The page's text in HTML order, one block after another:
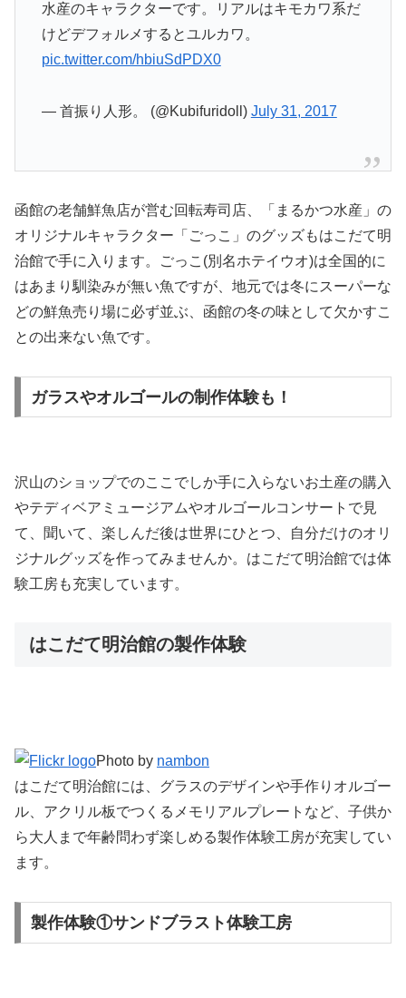
水産のキャラクターです。リアルはキモカワ系だ
けどデフォルメするとユルカワ。
pic.twitter.com/hbiuSdPDX0
— 首振り人形。 (@Kubifuridoll) July 31, 2017
函館の老舗鮮魚店が営む回転寿司店、「まるかつ水産」の
オリジナルキャラクター「ごっこ」のグッズもはこだて明
治館で手に入ります。ごっこ(別名ホテイウオ)は全国的に
はあまり馴染みが無い魚ですが、地元では冬にスーパーな
どの鮮魚売り場に必ず並ぶ、函館の冬の味として欠かすこ
との出来ない魚です。
ガラスやオルゴールの制作体験も！
沢山のショップでのここでしか手に入らないお土産の購入
やテディベアミュージアムやオルゴールコンサートで見
て、聞いて、楽しんだ後は世界にひとつ、自分だけのオリ
ジナルグッズを作ってみませんか。はこだて明治館では体
験工房も充実しています。
はこだて明治館の製作体験
Photo by nambon
はこだて明治館には、グラスのデザインや手作りオルゴー
ル、アクリル板でつくるメモリアルプレートなど、子供か
ら大人まで年齢問わず楽しめる製作体験工房が充実してい
ます。
製作体験①サンドブラスト体験工房